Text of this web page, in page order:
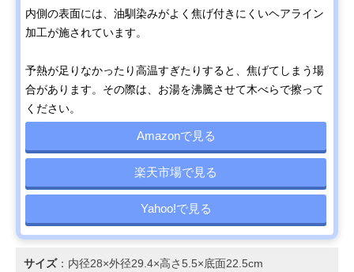
内側の表面には、油馴染みがよく焦げ付きにくいヘアライン
加工が施されています。
予熱が足りなかったり高温すぎたりすると、焦げてしまう場
合があります。その際は、お湯を沸騰させて木べらで擦って
ください。
Amazonで見る
楽天市場で見る
Yahoo!で見る
サイズ：内径28×外径29.4×高さ5.5×底面22.5cm